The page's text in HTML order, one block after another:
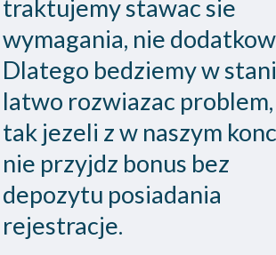
traktujemy stawac sie
wymagania, nie
Dlatego bedziemy w
latwo rozwiazac problem,
tak jezeli z w naszym
nie przyjdz bonus bez
depozytu posiadania
rejestracje.